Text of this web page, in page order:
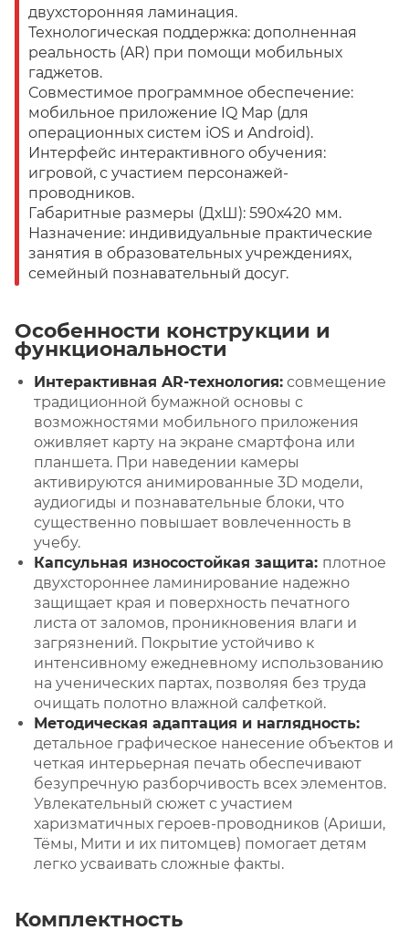
двухсторонняя ламинация.
Технологическая поддержка: дополненная
реальность (AR) при помощи мобильных
гаджетов.
Совместимое программное обеспечение:
мобильное приложение IQ Map (для
операционных систем iOS и Android).
Интерфейс интерактивного обучения:
игровой, с участием персонажей-
проводников.
Габаритные размеры (ДхШ): 590х420 мм.
Назначение: индивидуальные практические
занятия в образовательных учреждениях,
семейный познавательный досуг.
Особенности конструкции и
функциональности
Интерактивная AR-технология: совмещение
традиционной бумажной основы с
возможностями мобильного приложения
оживляет карту на экране смартфона или
планшета. При наведении камеры
активируются анимированные 3D модели,
аудиогиды и познавательные блоки, что
существенно повышает вовлеченность в
учебу.
Капсульная износостойкая защита: плотное
двухстороннее ламинирование надежно
защищает края и поверхность печатного
листа от заломов, проникновения влаги и
загрязнений. Покрытие устойчиво к
интенсивному ежедневному использованию
на ученических партах, позволяя без труда
очищать полотно влажной салфеткой.
Методическая адаптация и наглядность:
детальное графическое нанесение объектов и
четкая интерьерная печать обеспечивают
безупречную разборчивость всех элементов.
Увлекательный сюжет с участием
харизматичных героев-проводников (Ариши,
Тёмы, Мити и их питомцев) помогает детям
легко усваивать сложные факты.
Комплектность